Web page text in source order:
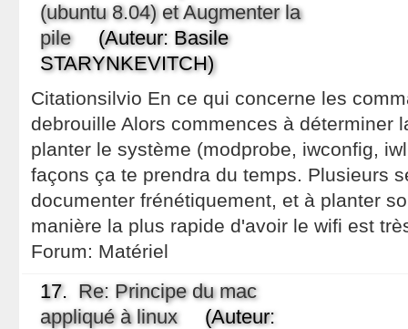
(ubuntu 8.04) et Augmenter la
pile
(Auteur: Basile
STARYNKEVITCH)
Citationsilvio En ce qui concerne les
debrouille Alors commences à déterminer
planter le système (modprobe, iwconfig,
façons ça te prendra du temps. Plusieurs
documenter frénétiquement, et à planter
manière la plus rapide d'avoir le wifi est
Forum: Matériel
17. Re: Principe du mac
appliqué à linux(Auteur: